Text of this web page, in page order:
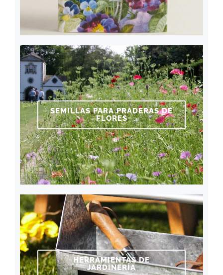
SEMILLAS PARA PRADERAS DE
FLORES
HERRAMIENTAS DE
JARDINERÍA